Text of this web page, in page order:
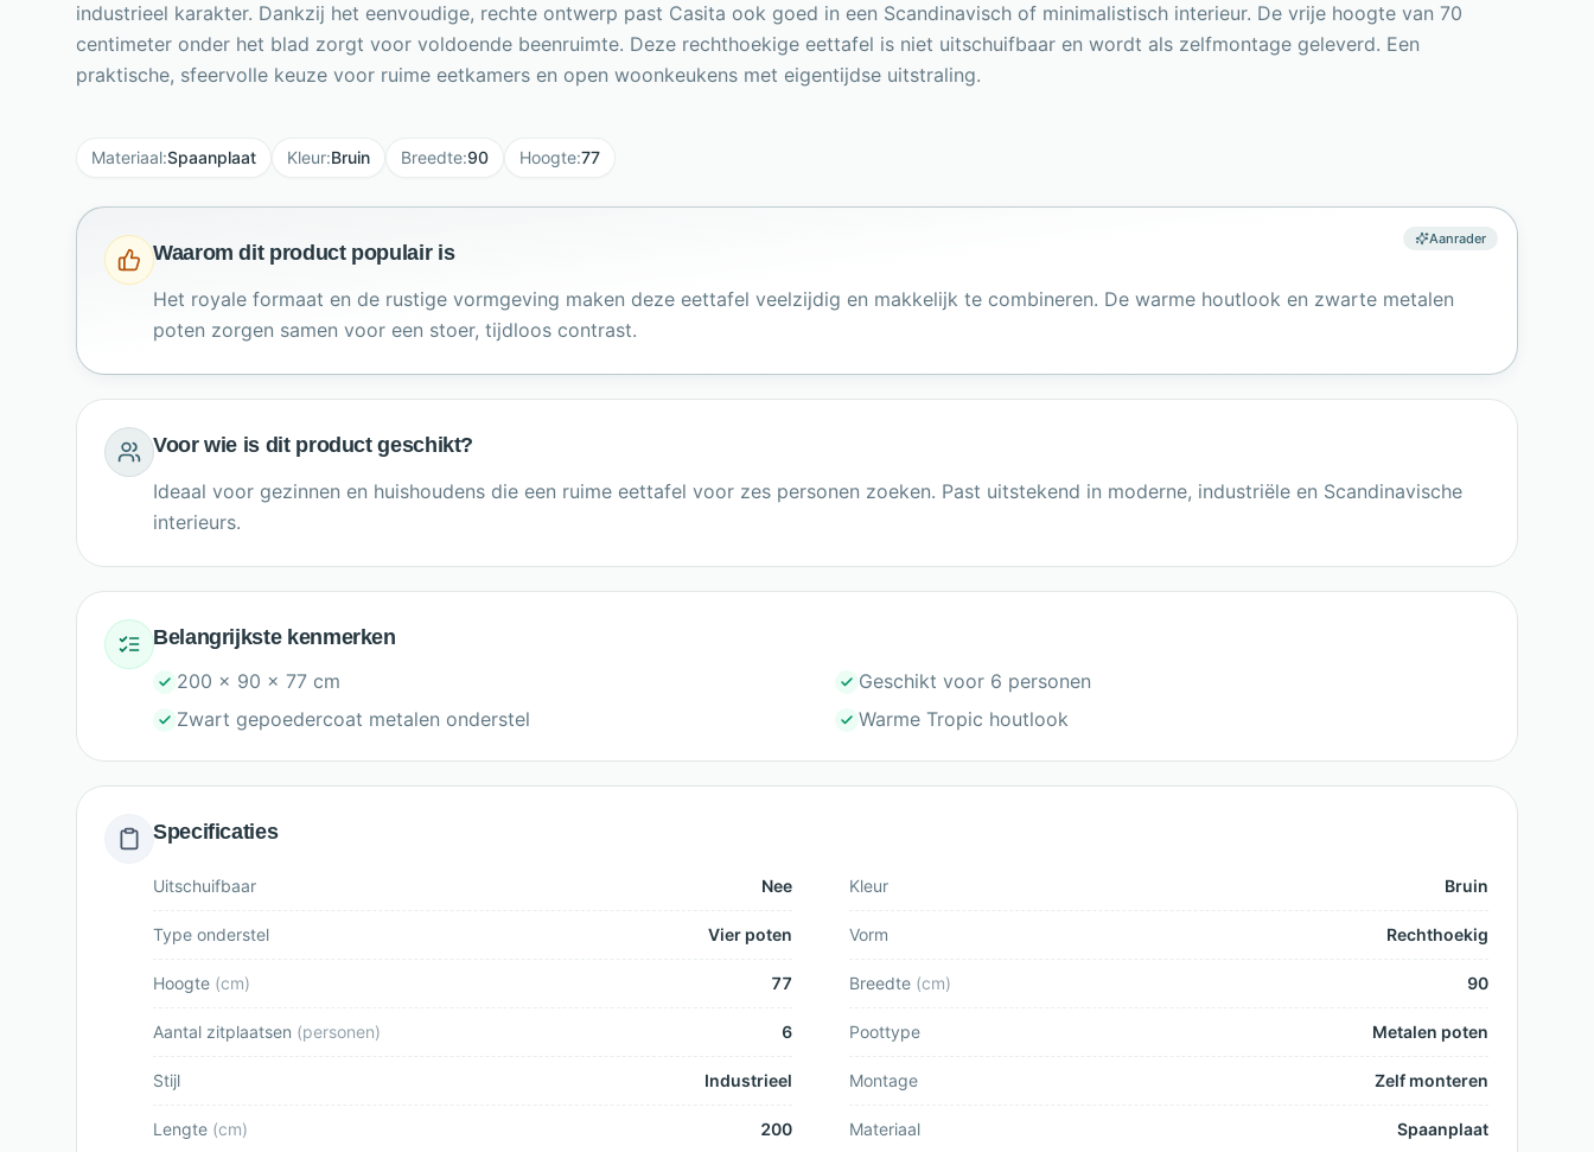
industrieel karakter. Dankzij het eenvoudige, rechte ontwerp past Casita ook goed in een Scandinavisch of minimalistisch interieur. De vrije hoogte van 70
centimeter onder het blad zorgt voor voldoende beenruimte. Deze rechthoekige eettafel is niet uitschuifbaar en wordt als zelfmontage geleverd. Een
praktische, sfeervolle keuze voor ruime eetkamers en open woonkeukens met eigentijdse uitstraling.
Materiaal:Spaanplaat Kleur:Bruin Breedte:90 Hoogte:77
Aanrader
Waarom dit product populair is
Het royale formaat en de rustige vormgeving maken deze eettafel veelzijdig en makkelijk te combineren. De warme houtlook en zwarte metalen
poten zorgen samen voor een stoer, tijdloos contrast.
Voor wie is dit product geschikt?
Ideaal voor gezinnen en huishoudens die een ruime eettafel voor zes personen zoeken. Past uitstekend in moderne, industriële en Scandinavische
interieurs.
Belangrijkste kenmerken
200 x 90 x 77 cm
Geschikt voor 6 personen
Zwart gepoedercoat metalen onderstel
Warme Tropic houtlook
Specificaties
Uitschuifbaar Nee Kleur Bruin
Type onderstel Vier poten Vorm Rechthoekig
Hoogte (cm) 77 Breedte (cm) 90
Aantal zitplaatsen (personen) 6 Poottype Metalen poten
Stijl Industrieel Montage Zelf monteren
Lengte (cm) 200 Materiaal Spaanplaat